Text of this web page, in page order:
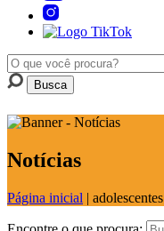
Notícias
Página inicial | adolescentes